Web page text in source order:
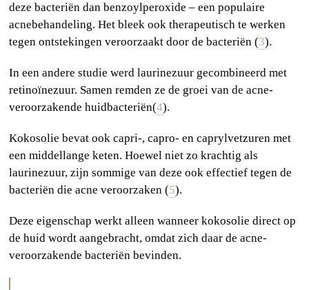
deze bacteriën dan benzoylperoxide – een populaire
acnebehandeling. Het bleek ook therapeutisch te werken
tegen ontstekingen veroorzaakt door de bacteriën (3).
In een andere studie werd laurinezuur gecombineerd met
retinoïnezuur. Samen remden ze de groei van de acne-
veroorzakende huidbacteriën(4).
Kokosolie bevat ook capri-, capro- en caprylvetzuren met
een middellange keten. Hoewel niet zo krachtig als
laurinezuur, zijn sommige van deze ook effectief tegen de
bacteriën die acne veroorzaken (5).
Deze eigenschap werkt alleen wanneer kokosolie direct op
de huid wordt aangebracht, omdat zich daar de acne-
veroorzakende bacteriën bevinden.